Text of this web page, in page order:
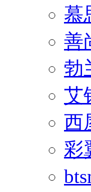
慕
善
勃
艾
西
彩